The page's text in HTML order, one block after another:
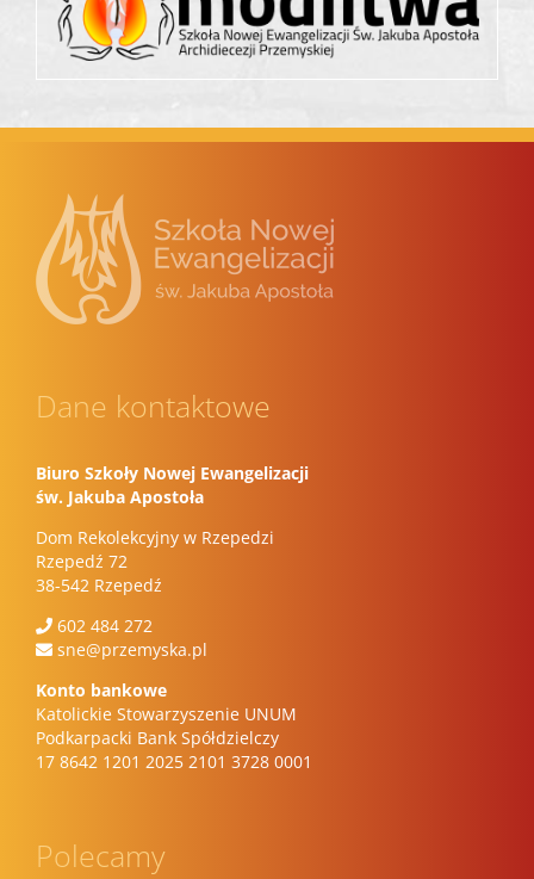
Dane kontaktowe
Biuro Szkoły Nowej Ewangelizacji
św. Jakuba Apostoła
Dom Rekolekcyjny w Rzepedzi
Rzepedź 72
38-542 Rzepedź
602 484 272
sne@przemyska.pl
Konto bankowe
Katolickie Stowarzyszenie UNUM
Podkarpacki Bank Spółdzielczy
17 8642 1201 2025 2101 3728 0001
Polecamy